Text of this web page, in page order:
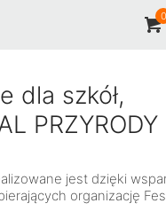
0
dla szkół,
jest dzięki
organizację